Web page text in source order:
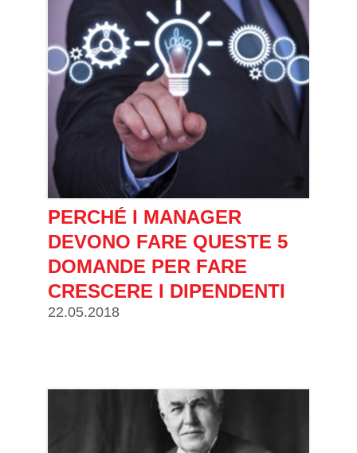
PERCHÉ I MANAGER
DEVONO FARE QUESTE 5
DOMANDE PER FARE
CRESCERE I DIPENDENTI
22.05.2018